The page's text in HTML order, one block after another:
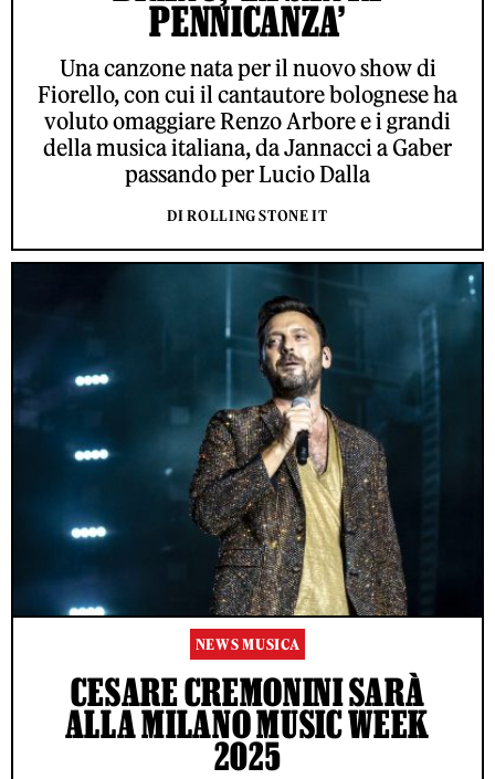
PENNICANZA’
Una canzone nata per il nuovo show di
Fiorello, con cui il cantautore bolognese ha
voluto omaggiare Renzo Arbore e i grandi
della musica italiana, da Jannacci a Gaber
passando per Lucio Dalla
DI ROLLING STONE IT
NEWS MUSICA
CESARE CREMONINI SARÀ
ALLA MILANO MUSIC WEEK
2025